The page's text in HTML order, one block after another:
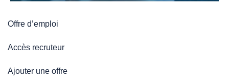
Offre d’emploi
Accès recruteur
Ajouter une offre